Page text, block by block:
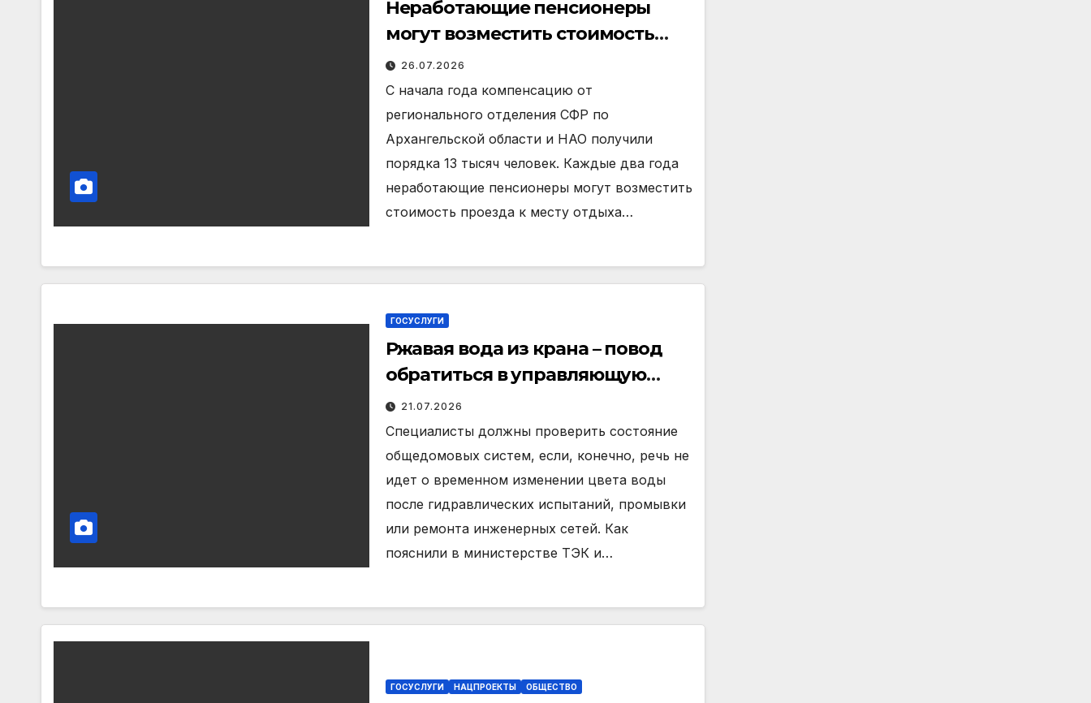
Неработающие пенсионеры
могут возместить стоимость
проезда к месту отдыха и
обратно
26.07.2026
С начала года компенсацию от
регионального отделения СФР по
Архангельской области и НАО получили
порядка 13 тысяч человек. Каждые два года
неработающие пенсионеры могут возместить
стоимость проезда к месту отдыха…
ГОСУСЛУГИ
Ржавая вода из крана – повод
обратиться в управляющую
компанию через приложение
«Госуслуги Дом»
21.07.2026
Специалисты должны проверить состояние
общедомовых систем, если, конечно, речь не
идет о временном изменении цвета воды
после гидравлических испытаний, промывки
или ремонта инженерных сетей. Как
пояснили в министерстве ТЭК и…
ГОСУСЛУГИ НАЦПРОЕКТЫ ОБЩЕСТВО